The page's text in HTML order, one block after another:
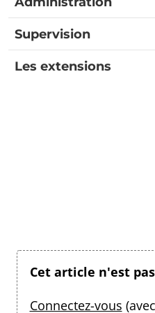
Supervision
Les extensions
Cet article n'est
Connectez-vous